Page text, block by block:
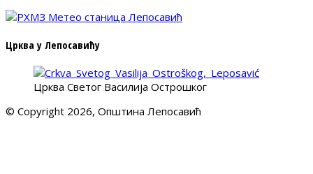
Црква у Лепосавићу
Црква Светог Василија Острошког
© Copyright 2026, Општина Лепосавић